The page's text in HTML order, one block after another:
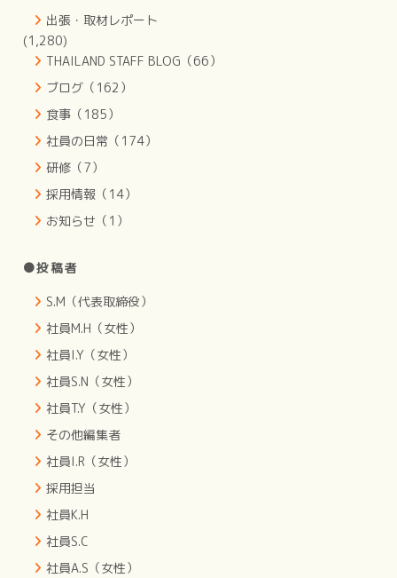
出張・取材レポート
(1,280)
THAILAND STAFF BLOG（66）
ブログ（162）
食事（185）
社員の日常（174）
研修（7）
採用情報（14）
お知らせ（1）
●投稿者
S.M（代表取締役）
社員M.H（女性）
社員I.Y（女性）
社員S.N（女性）
社員T.Y（女性）
その他編集者
社員I.R（女性）
採用担当
社員K.H
社員S.C
社員A.S（女性）